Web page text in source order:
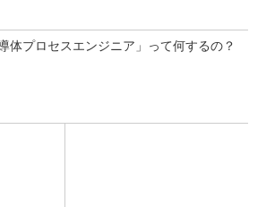
導体プロセスエンジニア」って何するの？